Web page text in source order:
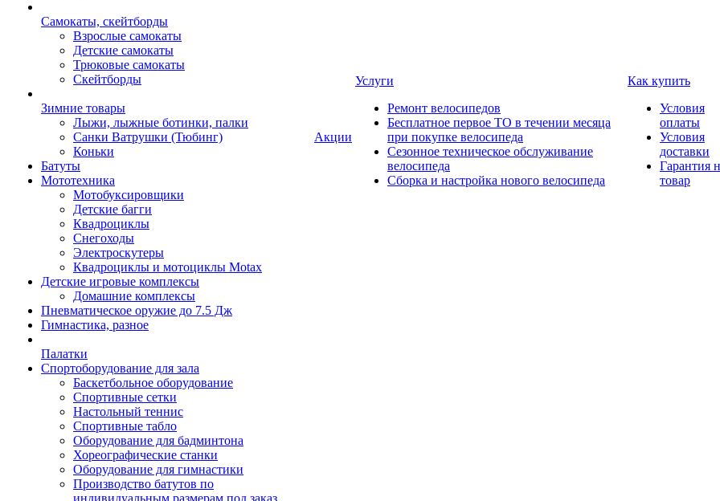
Самокаты, скейтборды
Взрослые самокаты
Детские самокаты
Трюковые самокаты
Скейтборды
Зимние товары
Лыжи, лыжные ботинки, палки
Санки Ватрушки (Тюбинг)
Коньки
Батуты
Мототехника
Мотобуксировщики
Детские багги
Квадроциклы
Снегоходы
Электроскутеры
Квадроциклы и мотоциклы Motax
Детские игровые комплексы
Домашние комплексы
Пневматическое оружие до 7.5 Дж
Гимнастика, разное
Палатки
Спортоборудование для зала
Баскетбольное оборудование
Спортивные сетки
Настольный теннис
Спортивные табло
Оборудование для бадминтона
Хореографические станки
Оборудование для гимнастики
Производство батутов по
индивидуальным размерам под заказ
Акции
Услуги
Ремонт велосипедов
Бесплатное первое ТО в течении месяца
при покупке велосипеда
Сезонное техническое обслуживание
велосипеда
Сборка и настройка нового велосипеда
Как купить
Условия
оплаты
Условия
доставки
Гарантия
товар